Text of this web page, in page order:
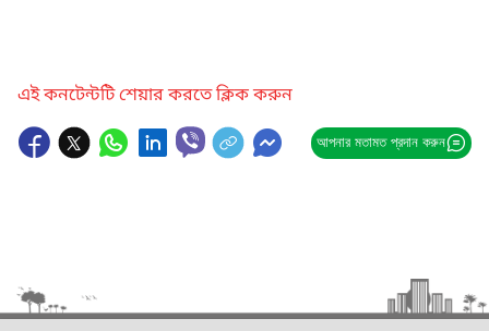
এই কনটেন্টটি শেয়ার করতে ক্লিক করুন
আপনার মতামত প্রদান করুন